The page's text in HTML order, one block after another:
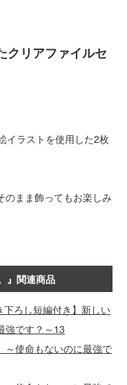
クリアファイルセ
イラストを使用した2枚
のまま飾ってもお楽しみ
』関連商品
下ろし短編付き】新しい
強です？～13
～使命もないのに最強で